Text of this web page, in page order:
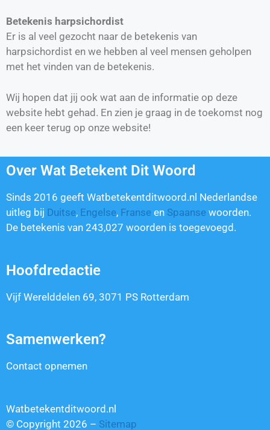
Betekenis harpsichordist
Er is al veel gezocht naar de betekenis van
harpsichordist en we hebben al veel mensen geholpen
met het vinden van de betekenis.
Wij hopen dat jij ook wat aan de informatie op deze
website hebt gehad. En zien je graag in de toekomst nog
een keer terug op onze website!
Over Wat Betekent Dit Woord
Sinds 2016 geeft Watbetekentditwoord.nl Nederlandse
uitleg bij Duitse, Engelse, Franse en Spaanse woorden.
De betekenis van 243,027 woorden is toegevoegd.
Hoofdredactie
Vijf Werelddelen 69, 3071 PS Rotterdam
Samenwerken?
Contact opnemen
Watbetekentditwoord.nl
© Copyright 2026 – Sitemap